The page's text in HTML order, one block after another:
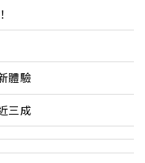
體驗
三成